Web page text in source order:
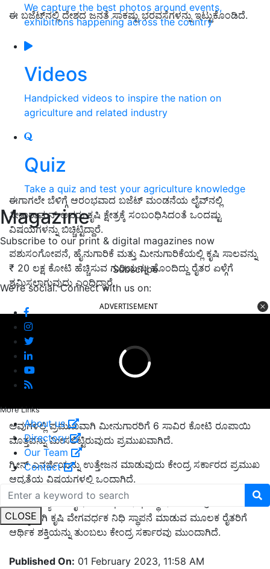
We capture the best photos around events,
exhibitions happening across the country
Videos
Handpicked videos to inspire the nation on
agriculture and related industry
Quiz
Take a quiz and test your agriculture knowledge
Magazine
Subscribe to our print & digital magazines now
Subscribe
We're social. Connect with us on:
More Links
About us
Directory
Our Team
Contact
CLOSE
ಈ ಬಜೆಟ್‌ನಲ್ಲಿ ದೇಶದ ಜನತೆ ಸಾಕಷ್ಟು ಭರವಸೆಗಳನ್ನು ಇಟ್ಟುಕೊಂಡಿದೆ.
ಈಗಾಗಲೇ ಬೆಳಿಗ್ಗೆ ಆರಂಭವಾದ ಬಜೆಟ್‌ ಮಂಡನೆಯ ಲೈವ್‌ನಲ್ಲಿ
ಸೀತಾರಾಮನ್‌ ಅವರು ಕೃಷಿ ಕ್ಷೇತ್ರಕ್ಕೆ ಸಂಬಂಧಿಸಿದಂತೆ ಒಂದಷ್ಟು
ವಿಷಯಗಳನ್ನು ಬಿಚ್ಚಿಟ್ಟಿದ್ದಾರೆ.
ಪಶುಸಂಗೋಪನೆ, ಹೈನುಗಾರಿಕೆ ಮತ್ತು ಮೀನುಗಾರಿಕೆಯಲ್ಲಿ ಕೃಷಿ ಸಾಲವನ್ನು
₹ 20 ಲಕ್ಷ ಕೋಟಿ ಹೆಚ್ಚಿಸುವ ಗುರಿಯನ್ನು ಹೊಂದಿದ್ದು ರೈತರ ಏಳ್ಗೆಗೆ
ಶ್ರಮಿಸಲಾಗುವುದು ಎಂದಿದ್ದಾರೆ.
ADVERTISEMENT
ಅವುಗಳಲ್ಲಿ ಪ್ರಮುಖವಾಗಿ ಮೀನುಗಾರರಿಗೆ 6 ಸಾವಿರ ಕೋಟಿ ರೂಪಾಯಿ
ಮೊತ್ತವನ್ನು ಮೀಸಲಿಟ್ಟಿರುವುದು ಪ್ರಮುಖವಾಗಿದೆ.
ಗ್ರೀನ್‌ ಎನರ್ಜಿಯನ್ನು ಉತ್ತೇಜನ ಮಾಡುವುದು ಕೇಂದ್ರ ಸರ್ಕಾರದ ಪ್ರಮುಖ
ಆದ್ಯತೆಯ ವಿಷಯಗಳಲ್ಲಿ ಒಂದಾಗಿದೆ.
ಅತೀ ಮುಖ್ಯವಾಗಿ ಕೃಷಿ ವೇಗವರ್ಧಕ ನಿಧಿ ಸ್ಥಾಪನೆ ಮಾಡುವುದು ಸೇರಿದೆ.
ಮುಖ್ಯವಾಗಿ ಕೃಷಿ ವೇಗವರ್ಧಕ ನಿಧಿ ಸ್ಥಾಪನೆ ಮಾಡುವ ಮೂಲಕ ರೈತರಿಗೆ
ಆರ್ಥಿಕ ಶಕ್ತಿಯನ್ನು ತುಂಬಲು ಕೇಂದ್ರ ಸರ್ಕಾರವು ಮುಂದಾಗಿದೆ.
Published On: 01 February 2023, 11:58 AM